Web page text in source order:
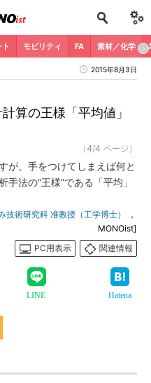
モビリティ FA 素材／化学
2015年8月3日
算の王様「平均値」
（4/4 ページ）
が、手をつけてしまえば何と
法の“王様”である「平均」
術研究科 准教授（工学博士）
，
MONOist]
PC用表示
関連情報
LINE Hatena